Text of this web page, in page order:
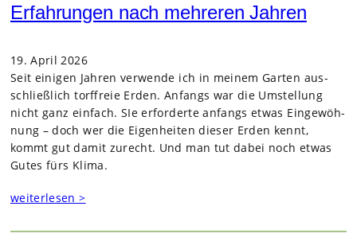
Erfahrungen nach mehreren Jahren
19. April 2026
Seit eini­gen Jah­ren ver­wende ich in mei­nem Gar­ten aus­
schließ­lich torf­freie Erden. Anfangs war die Umstel­lung
nicht ganz ein­fach. SIe erfor­derte anfangs etwas Ein­ge­wöh­
nung – doch wer die Eigen­hei­ten die­ser Erden kennt,
kommt gut damit zurecht. Und man tut dabei noch etwas
Gutes fürs Klima.
weiterlesen >